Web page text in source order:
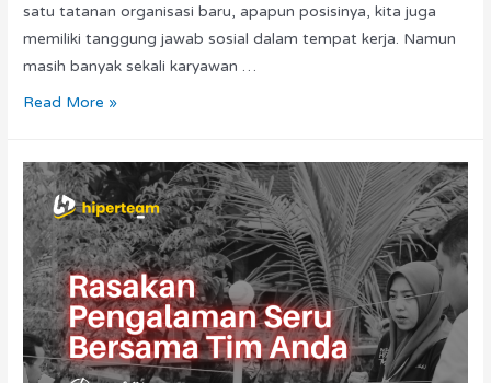
satu tatanan organisasi baru, apapun posisinya, kita juga
memiliki tanggung jawab sosial dalam tempat kerja. Namun
masih banyak sekali karyawan …
Read More »